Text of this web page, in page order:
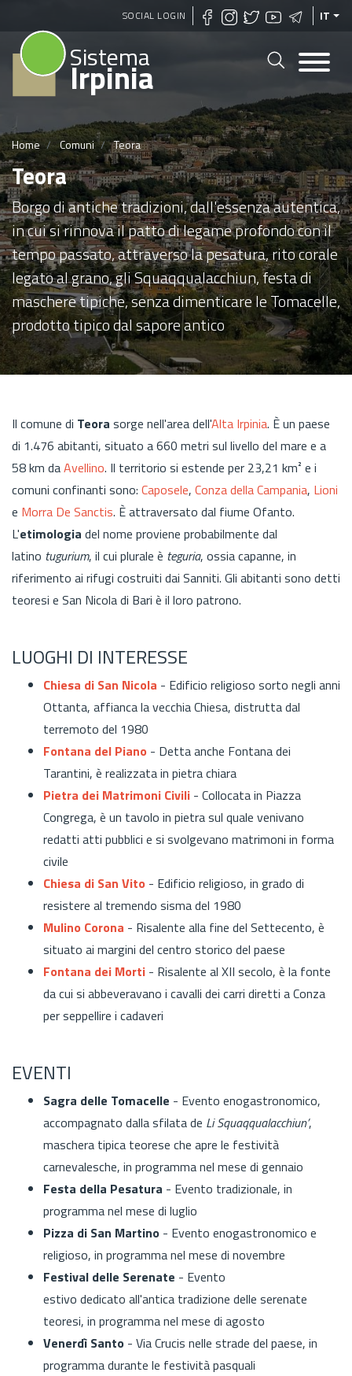
Salta
al
SOCIAL LOGIN IT
Sistema
Irpinia
Home Comuni Teora
Teora
Borgo di antiche tradizioni, dall'essenza autentica,
in cui si rinnova il patto di legame profondo con il
tempo passato, attraverso la pesatura, rito corale
legato al grano, gli Squaqqualacchiun, festa di
maschere tipiche, senza dimenticare le Tomacelle,
prodotto tipico dal sapore antico
Il comune di Teora sorge nell'area dell'Alta Irpinia. È un paese
di 1.476 abitanti, situato a 660 metri sul livello del mare e a
58 km daAvellino. Il territorio si estende per 23,21 km² e i
comuni confinanti sono: Caposele, Conza della Campania, Lioni
e Morra De Sanctis. È attraversato dal fiume Ofanto.
L'etimologia del nome proviene probabilmente dal
latino tugurium, il cui plurale è teguria, ossia capanne, in
riferimento ai rifugi costruiti dai Sanniti. Gli abitanti sono detti
teoresi e San Nicola di Bari è il loro patrono.
LUOGHI DI INTERESSE
Chiesa di San Nicola - Edificio religioso sorto negli anni
Ottanta, affianca la vecchia Chiesa, distrutta dal
terremoto del 1980
Fontana del Piano - Detta anche Fontana dei
Tarantini, è realizzata in pietra chiara
Pietra dei Matrimoni Civili - Collocata in Piazza
Congrega, è un tavolo in pietra sul quale venivano
redatti atti pubblici e si svolgevano matrimoni in forma
civile
Chiesa di San Vito - Edificio religioso, in grado di
resistere al tremendo sisma del 1980
Mulino Corona - Risalente alla fine del Settecento, è
situato ai margini del centro storico del paese
Fontana dei Morti - Risalente al XII secolo, è la fonte
da cui si abbeveravano i cavalli dei carri diretti a Conza
per seppellire i cadaveri
EVENTI
Sagra delle Tomacelle - Evento enogastronomico,
accompagnato dalla sfilata de Li Squaqqualacchiun’,
maschera tipica teorese che apre le festività
carnevalesche, in programma nel mese di gennaio
Festa della Pesatura - Evento tradizionale, in
programma nel mese di luglio
Pizza di San Martino - Evento enogastronomico e
religioso, in programma nel mese di novembre
Festival delle Serenate - Evento
estivo dedicato all'antica tradizione delle serenate
teoresi, in programma nel mese di agosto
Venerdì Santo - Via Crucis nelle strade del paese, in
programma durante le festività pasquali